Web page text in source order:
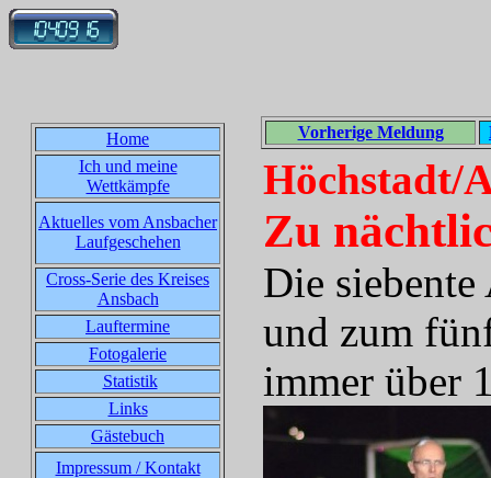
Home
Ich und meine
Wettkämpfe
Aktuelles vom Ansbacher
Laufgeschehen
Cross-Serie des Kreises
Ansbach
Lauftermine
Fotogalerie
Statistik
Links
Gästebuch
Impressum / Kontakt
Vorherige Meldung
Höchstadt/
Zu
Die
und zum
immer über